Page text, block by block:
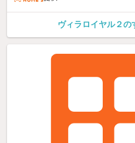
ヴィラロイヤル２の